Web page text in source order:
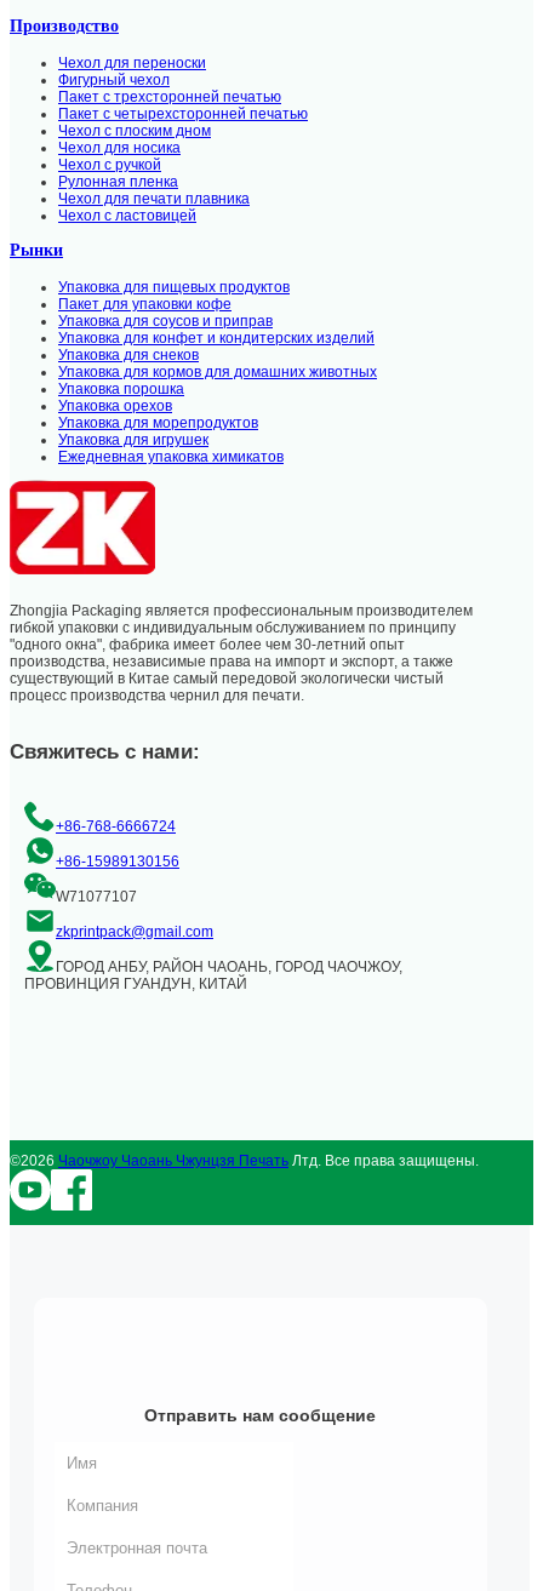
Производство
Чехол для переноски
Фигурный чехол
Пакет с трехсторонней печатью
Пакет с четырехсторонней печатью
Чехол с плоским дном
Чехол для носика
Чехол с ручкой
Рулонная пленка
Чехол для печати плавника
Чехол с ластовицей
Рынки
Упаковка для пищевых продуктов
Пакет для упаковки кофе
Упаковка для соусов и приправ
Упаковка для конфет и кондитерских изделий
Упаковка для снеков
Упаковка для кормов для домашних животных
Упаковка порошка
Упаковка орехов
Упаковка для морепродуктов
Упаковка для игрушек
Ежедневная упаковка химикатов
Zhongjia Packaging является профессиональным производителем
гибкой упаковки с индивидуальным обслуживанием по принципу
"одного окна", фабрика имеет более чем 30-летний опыт
производства, независимые права на импорт и экспорт, а также
существующий в Китае самый передовой экологически чистый
процесс производства чернил для печати.
Свяжитесь с нами:
+86-768-6666724
+86-15989130156
W71077107
zkprintpack@gmail.com
ГОРОД АНБУ, РАЙОН ЧАОАНЬ, ГОРОД ЧАОЧЖОУ,
ПРОВИНЦИЯ ГУАНДУН, КИТАЙ
©2026 Чаочжоу Чаоань Чжунцзя Печать Лтд. Все права защищены.
Отправить нам сообщение